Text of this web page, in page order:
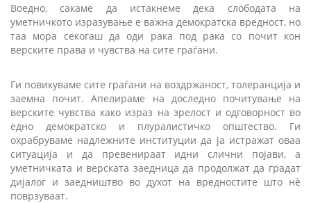
Воедно, сакаме да истакнеме дека слободата на
уметничкото изразување е важна демократска вредност, но
таа мора секогаш да оди рака под рака со почит кон
верските права и чувства на сите граѓани.
Ги повикуваме сите граѓани на воздржаност, толеранција и
заемна почит. Апелираме на доследно почитување на
верските чувства како израз на зрелост и одговорност во
едно демократско и плуралистичко општество. Ги
охрабруваме надлежните институции да ја истражат оваа
ситуација и да превенираат идни слични појави, а
уметничката и верската заедница да продолжат да градат
дијалог и заедништво во духот на вредностите што нè
поврзуваат.